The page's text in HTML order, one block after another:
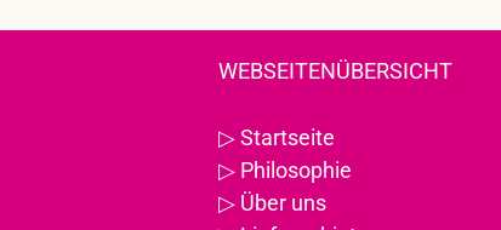
WEBSEITENÜBERSICHT
▷Startseite
▷ Philosophie
▷ Über uns